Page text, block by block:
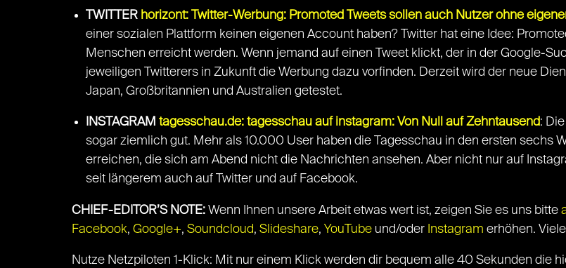
TWITTER horizont: Twitter-Werbung: Promoted Tweets sollen auch Nutzer ohne
einer sozialen Plattform keinen eigenen Account haben? Twitter hat eine Idee:
Menschen erreicht werden. Wenn jemand auf einen Tweet klickt, der in der Google-
jeweiligen Twitterers in Zukunft die Werbung dazu vorfinden. Derzeit wird der neue
Japan, Großbritannien und Australien getestet.
INSTAGRAM tagesschau.de: tagesschau auf instagram: Von Null auf Zehntausend:
sogar ziemlich gut. Mehr als 10.000 User haben die Tagesschau in den ersten sechs
erreichen, die sich am Abend nicht die Nachrichten ansehen. Aber nicht nur auf
seit längerem auch auf Twitter und auf Facebook.
CHIEF-EDITOR’S NOTE: Wenn Ihnen unsere Arbeit etwas wert ist, zeigen Sie es uns bitte
Facebook, Google+, Soundcloud, Slideshare, YouTube und/oder Instagram erhöhen.
Nutze Netzpiloten 1-Klick: Mit nur einem Klick werden dir bequem alle 40 Sekunden die